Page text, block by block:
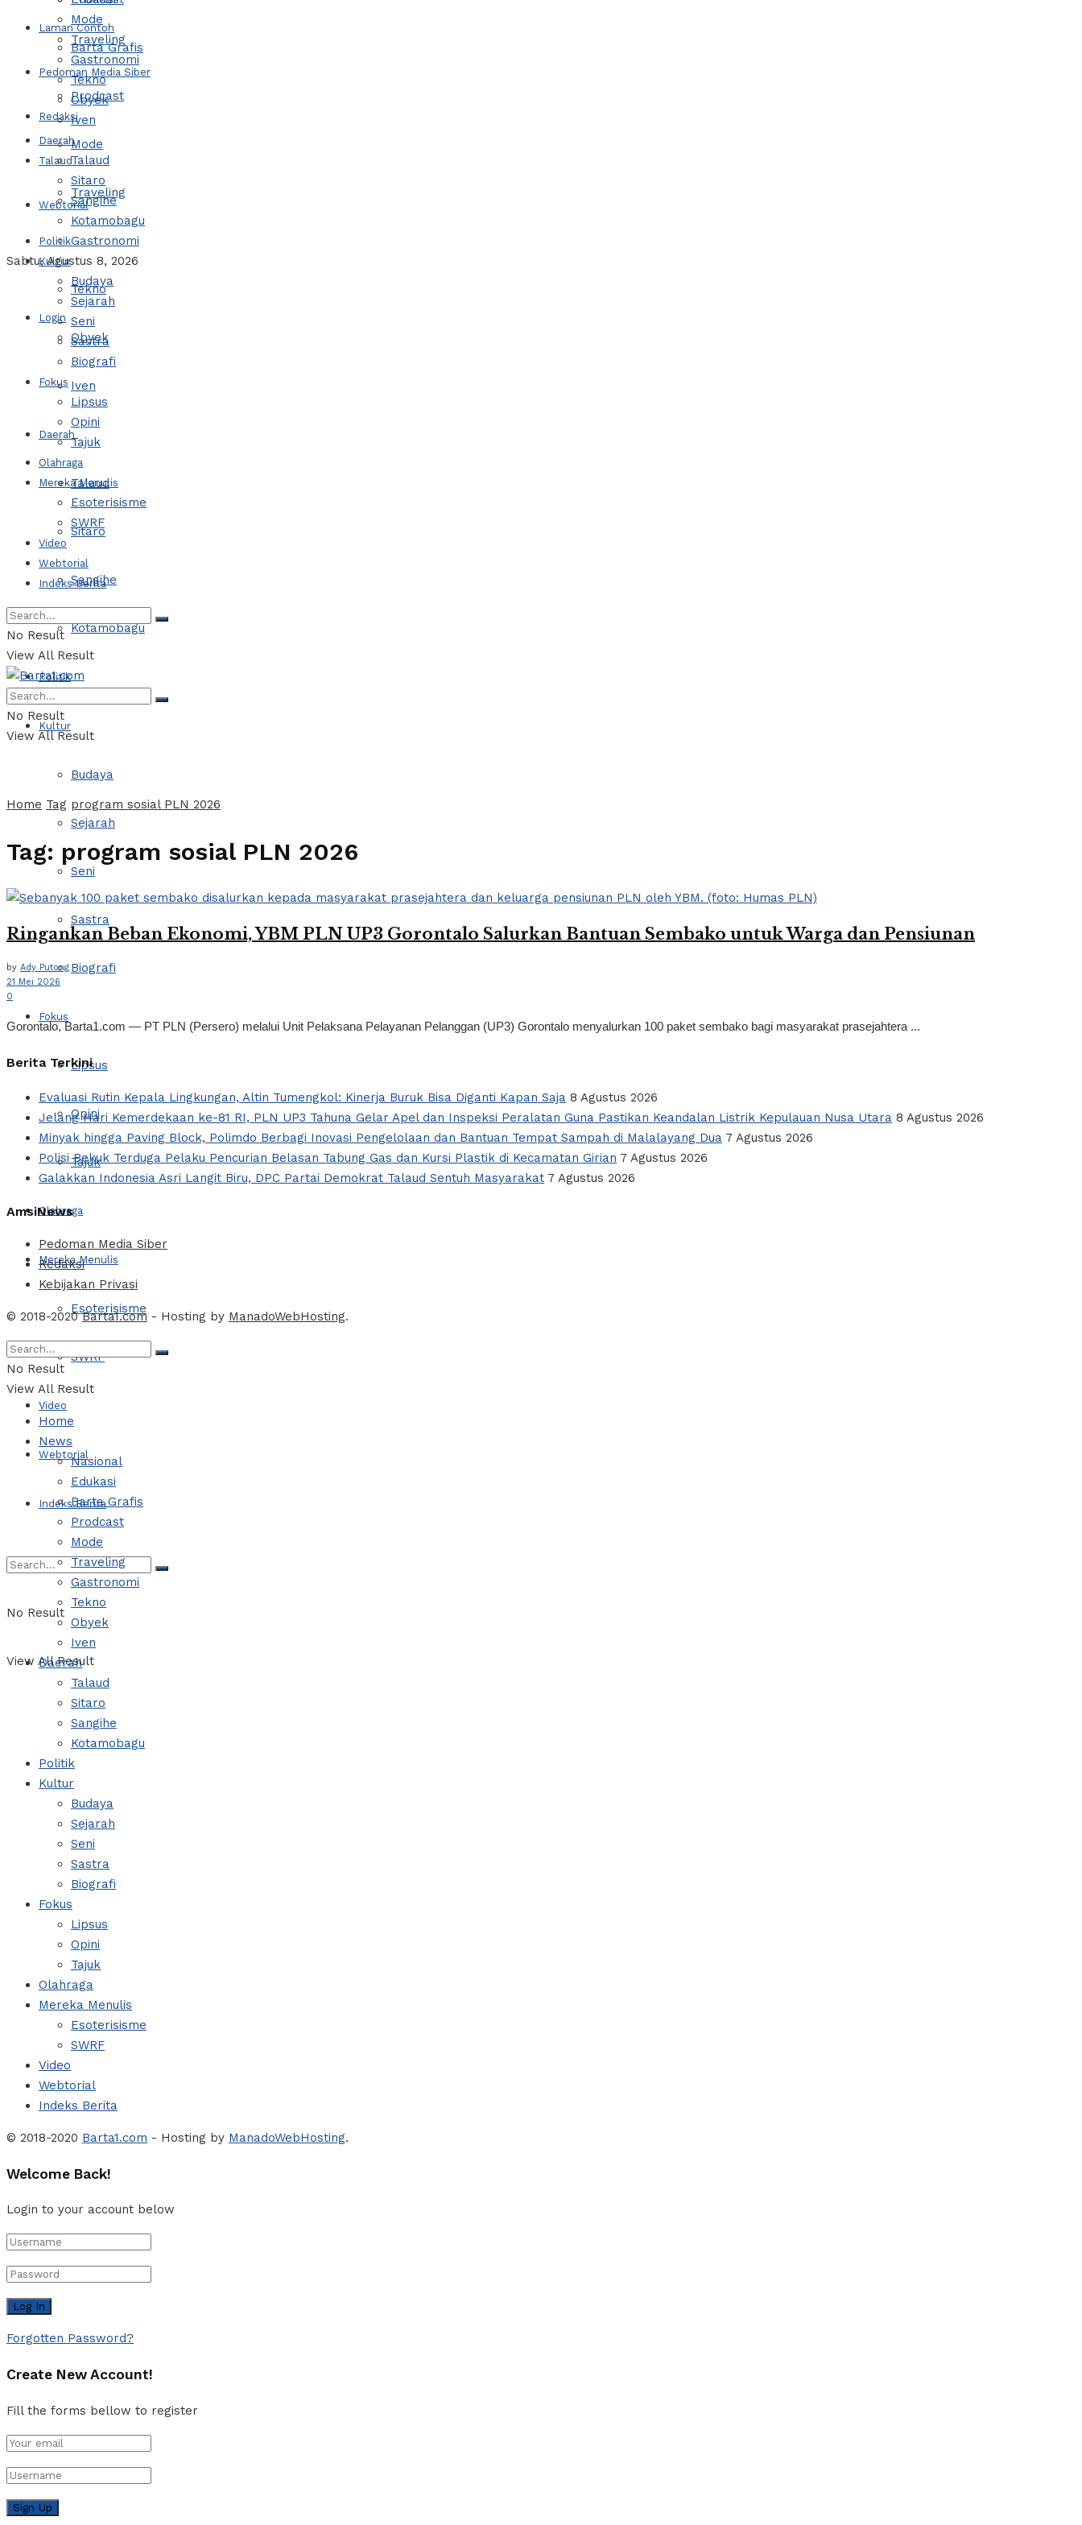
Laman Contoh
Pedoman Media Siber
Redaksi
Talaud
Webtorial
Sabtu, Agustus 8, 2026
Login
Barta Grafis
Prodcast
Mode
Traveling
Gastronomi
Tekno
Obyek
Iven
Daerah
Talaud
Sitaro
Sangihe
Kotamobagu
Politik
Kultur
Budaya
Sejarah
Seni
Sastra
Biografi
Fokus
Lipsus
Opini
Tajuk
Olahraga
Mereka Menulis
Esoterisisme
SWRF
Video
Webtorial
Indeks Berita
No Result
View All Result
Mode
Traveling
Gastronomi
Tekno
Obyek
Iven
Daerah
Talaud
Sitaro
Sangihe
Kotamobagu
Politik
Kultur
Budaya
Sejarah
Seni
Sastra
Biografi
Fokus
Lipsus
Opini
Tajuk
Olahraga
Mereka Menulis
Esoterisisme
SWRF
Video
Webtorial
Indeks Berita
No Result
View All Result
No Result
View All Result
Home Tag program sosial PLN 2026
Tag: program sosial PLN 2026
Ringankan Beban Ekonomi, YBM PLN UP3 Gorontalo Salurkan Bantuan Sembako untuk Warga dan Pensiunan
by Ady Putong
21 Mei 2026
0
Gorontalo, Barta1.com — PT PLN (Persero) melalui Unit Pelaksana Pelayanan Pelanggan (UP3) Gorontalo menyalurkan 100 paket sembako bagi masyarakat prasejahtera ...
Berita Terkini
Evaluasi Rutin Kepala Lingkungan, Altin Tumengkol: Kinerja Buruk Bisa Diganti Kapan Saja 8 Agustus 2026
Jelang Hari Kemerdekaan ke-81 RI, PLN UP3 Tahuna Gelar Apel dan Inspeksi Peralatan Guna Pastikan Keandalan Listrik Kepulauan Nusa Utara 8 Agustus 2026
Minyak hingga Paving Block, Polimdo Berbagi Inovasi Pengelolaan dan Bantuan Tempat Sampah di Malalayang Dua 7 Agustus 2026
Polisi Bekuk Terduga Pelaku Pencurian Belasan Tabung Gas dan Kursi Plastik di Kecamatan Girian 7 Agustus 2026
Galakkan Indonesia Asri Langit Biru, DPC Partai Demokrat Talaud Sentuh Masyarakat 7 Agustus 2026
AmsiNews
Pedoman Media Siber
Redaksi
Kebijakan Privasi
© 2018-2020Barta1.com - Hosting by ManadoWebHosting.
No Result
View All Result
Home
News
Nasional
Edukasi
Barta Grafis
Prodcast
Mode
Traveling
Gastronomi
Tekno
Obyek
Iven
Daerah
Talaud
Sitaro
Sangihe
Kotamobagu
Politik
Kultur
Budaya
Sejarah
Seni
Sastra
Biografi
Fokus
Lipsus
Opini
Tajuk
Olahraga
Mereka Menulis
Esoterisisme
SWRF
Video
Webtorial
Indeks Berita
© 2018-2020 Barta1.com - Hosting by ManadoWebHosting.
Welcome Back!
Login to your account below
Forgotten Password?
Create New Account!
Fill the forms bellow to register